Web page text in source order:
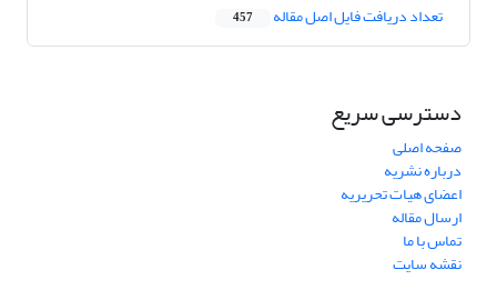
تعداد دریافت فایل اصل مقاله 457
دسترسی سریع
صفحه اصلی
درباره نشریه
اعضای هیات تحریریه
ارسال مقاله
تماس با ما
نقشه سایت